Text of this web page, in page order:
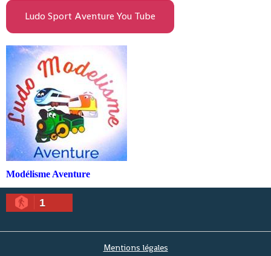
Ludo Sport Aventure You Tube
Modélisme Aventure
1
Mentions légales